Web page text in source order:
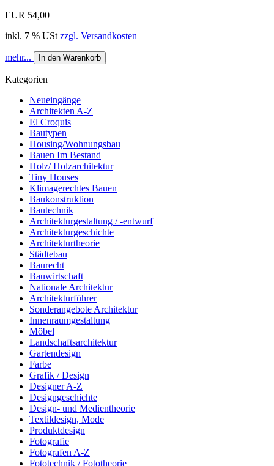
EUR 54,00
inkl. 7 % USt zzgl. Versandkosten
mehr... In den Warenkorb
Kategorien
Neueingänge
Architekten A-Z
El Croquis
Bautypen
Housing/Wohnungsbau
Bauen Im Bestand
Holz/ Holzarchitektur
Tiny Houses
Klimagerechtes Bauen
Baukonstruktion
Bautechnik
Architekturgestaltung / -entwurf
Architekturgeschichte
Architekturtheorie
Städtebau
Baurecht
Bauwirtschaft
Nationale Architektur
Architekturführer
Sonderangebote Architektur
Innenraumgestaltung
Möbel
Landschaftsarchitektur
Gartendesign
Farbe
Grafik / Design
Designer A-Z
Designgeschichte
Design- und Medientheorie
Textildesign, Mode
Produktdesign
Fotografie
Fotografen A-Z
Fototechnik / Fototheorie